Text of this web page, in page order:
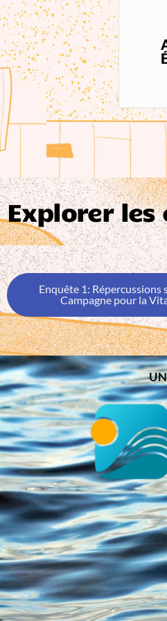
Explorer les
Enquête 1: Répercussions
Campagne pour la